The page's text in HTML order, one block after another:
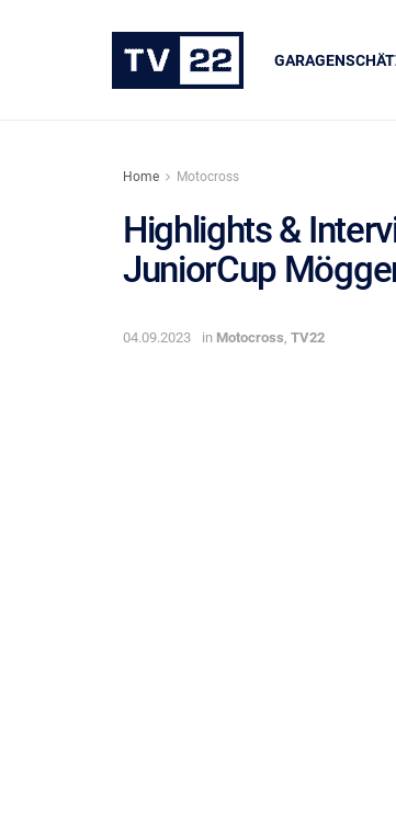
Home Motocross
Highlights &
JuniorCup
04.09.2023 in Motocross, TV22
UNSERE